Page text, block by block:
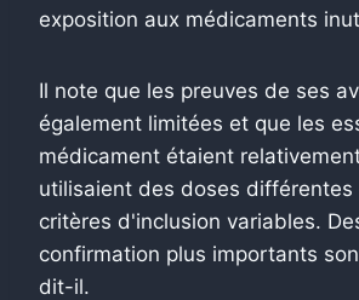
exposition aux médicaments
Il note que les preuves de ses
également limitées et que les
médicament étaient
utilisaient des doses
critères d'inclusion variables.
confirmation plus importants
dit-il.